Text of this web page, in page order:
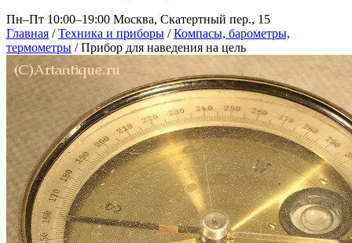
Пн–Пт 10:00–19:00 Москва, Скатертный пер., 15
Главная / Техника и приборы / Компасы, барометры,
термометры / Прибор для наведения на цель